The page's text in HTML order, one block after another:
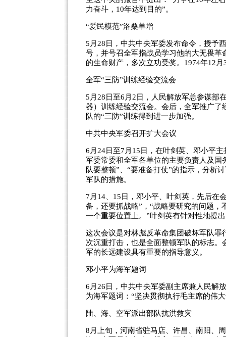
力奋斗，10年达到目的”。
“爱民模范”洛桑单增
5月28日，中共中央军委发布命令，授予
号，并号召全军指战员学习他的大无畏
的生命财产，多次立功受奖。1974年12
全军“三防”训练经验交流会
5月28日至6月2日，人民解放军总参谋部
器）训练经验交流会。会后，全军推广了
队的“三防”训练得到进一步加强。
中共中央军委召开扩大会议
6月24日至7月15日，在叶剑英、邓小平
军委常委和全军各单位的主要负责人及
队要整顿”、“要准备打仗”的指示，分析
军队的措施。
7月14、15日，邓小平、叶剑英，先后在
备，还要抓战略”，“战略要研究的问题
一个重要位置上。”叶剑英有针对性地提
这次会议是对林彪反革命集团破坏军队
次沉重打击，也是全面整顿军队的标志
军的长远建设具有重要的指导意义。
邓小平为海军题词
6月26日，中共中央军委副主席兼人民解
为海军题词：“坚决贯彻执行毛主席的伟
陆、海、空军派出部队抗洪救灾
8月上旬，河南省驻马店、许昌、南阳、